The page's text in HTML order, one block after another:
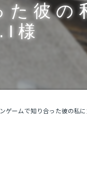
彼の
様
ゲームで知り合った彼の私